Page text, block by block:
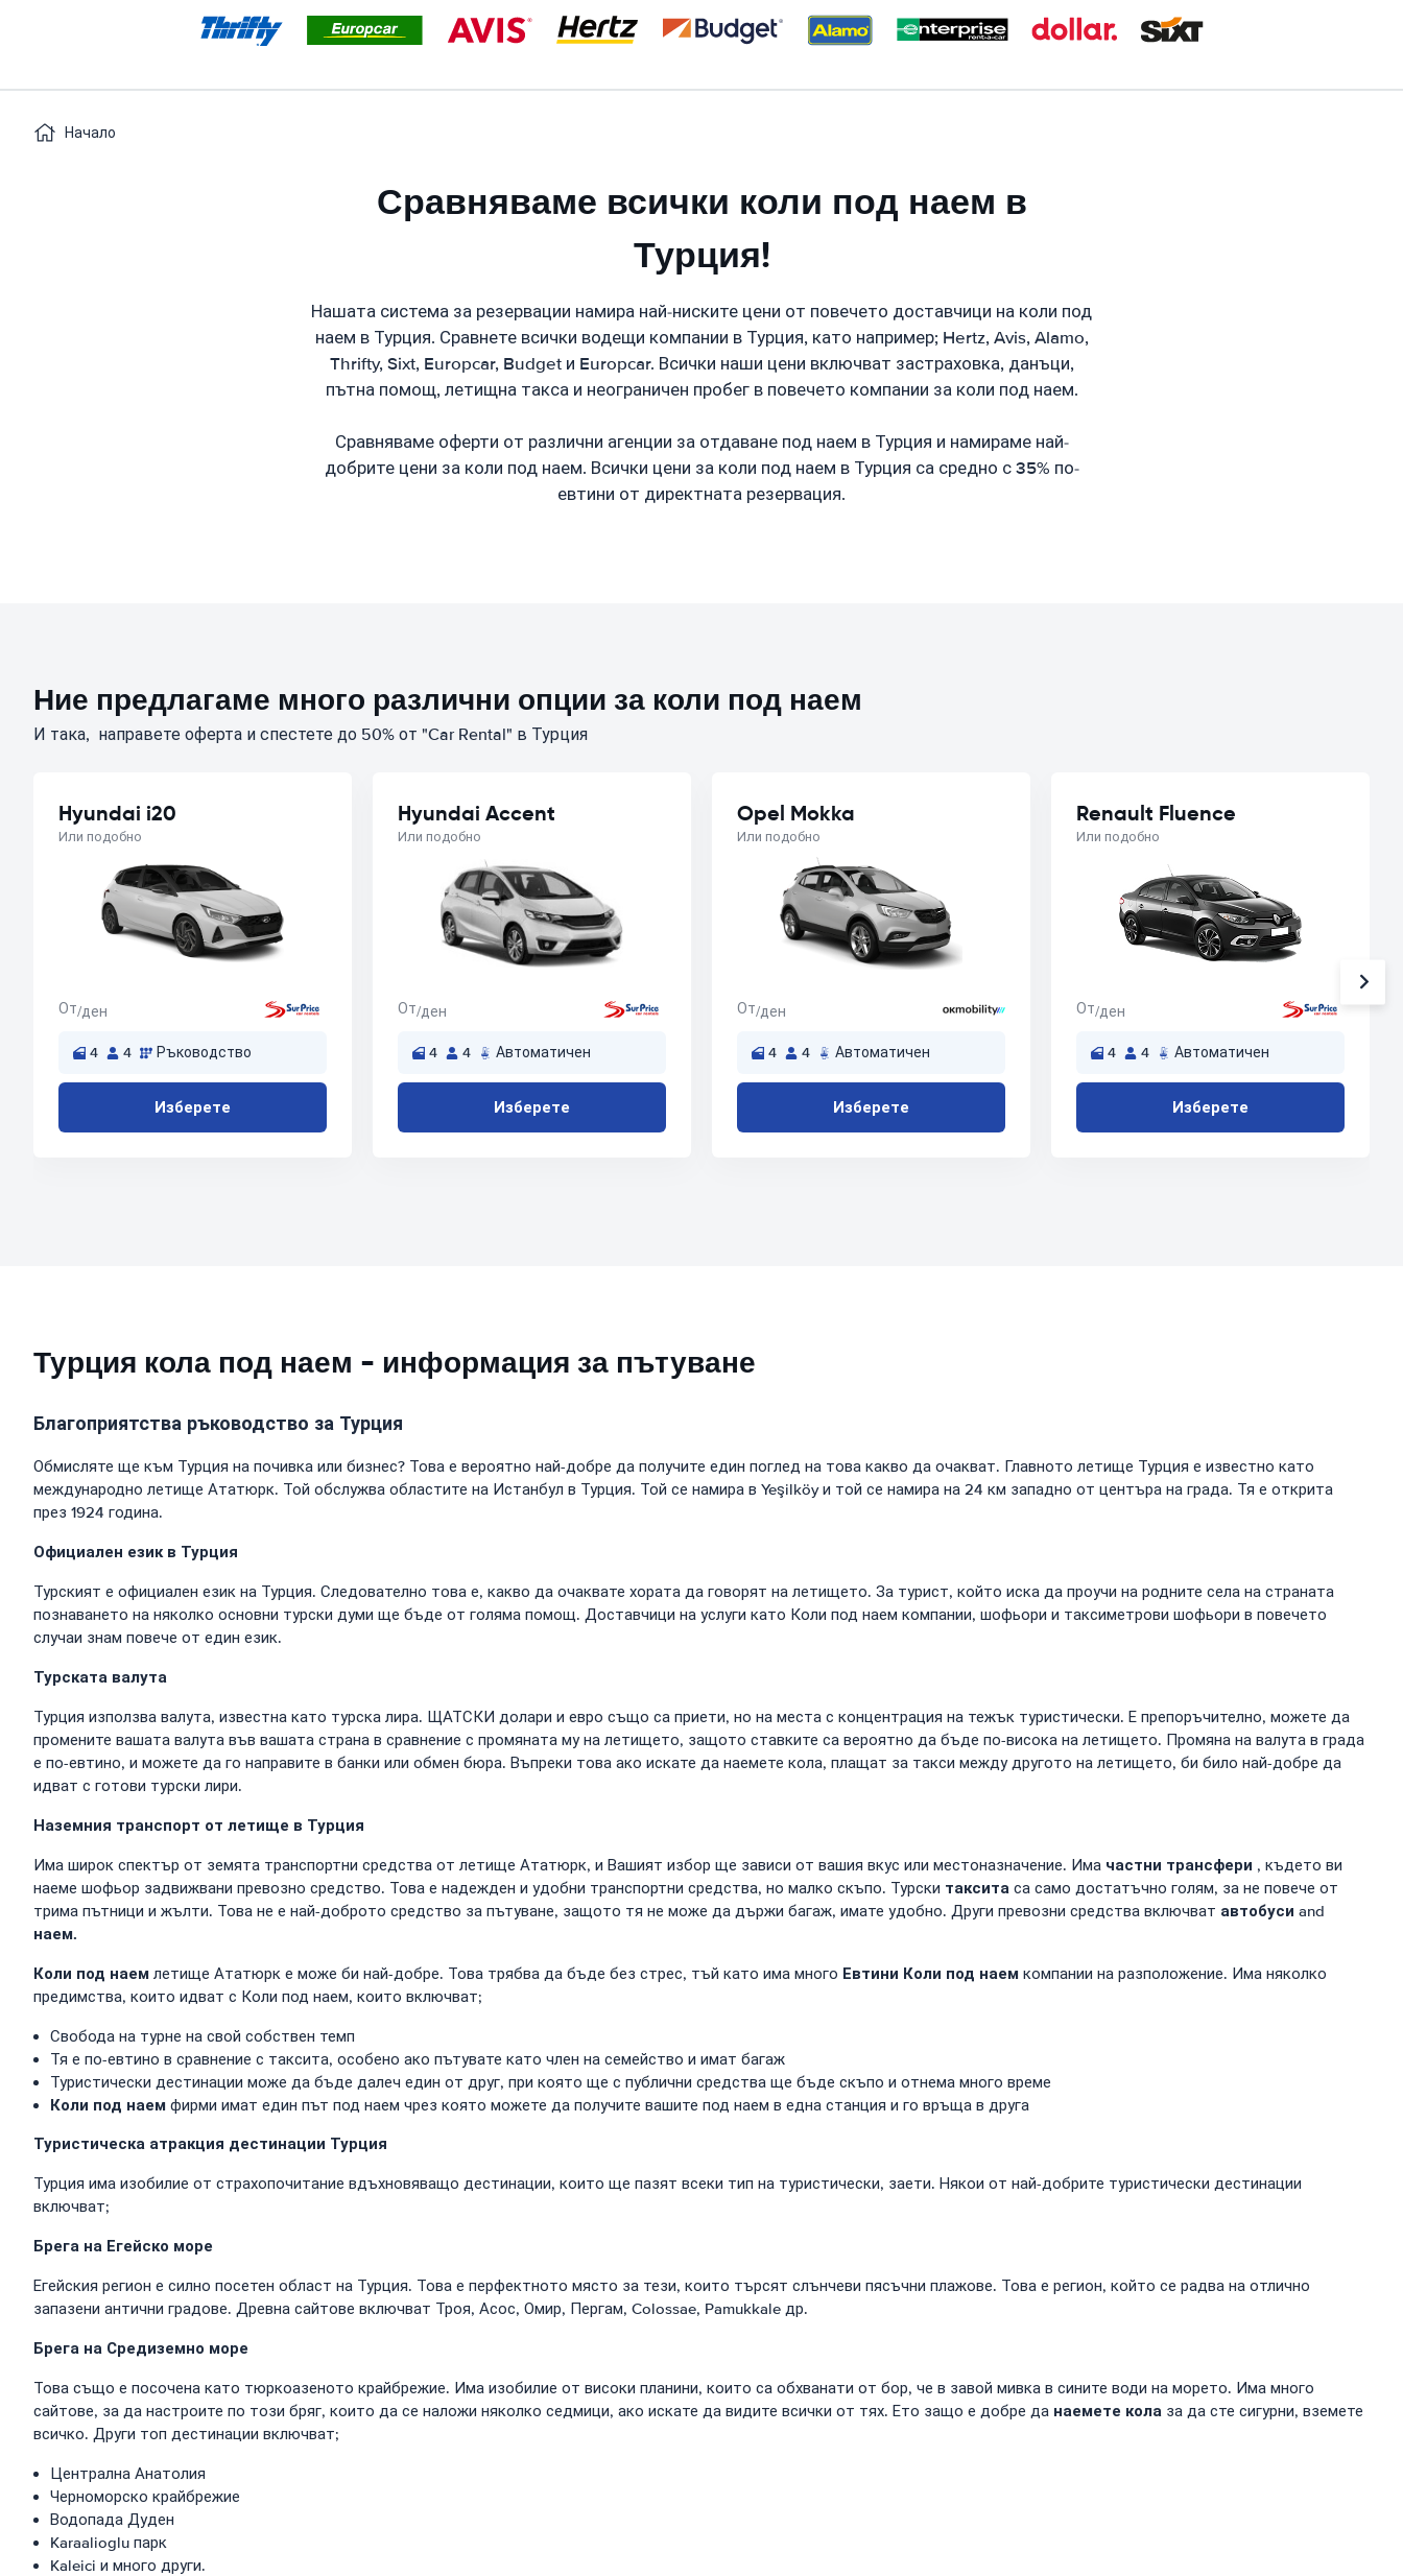
Начало
Сравняваме всички коли под наем в
Турция!
Нашата система за резервации намира най-ниските цени от повечето доставчици на коли под
наем в Турция. Сравнете всички водещи компании в Турция, като например; Hertz, Avis, Alamo,
Thrifty, Sixt, Europcar, Budget и Europcar. Всички наши цени включват застраховка, данъци,
пътна помощ, летищна такса и неограничен пробег в повечето компании за коли под наем.
Сравняваме оферти от различни агенции за отдаване под наем в Турция и намираме най-
добрите цени за коли под наем. Всички цени за коли под наем в Турция са средно с 35% по-
евтини от директната резервация.
Ние предлагаме много различни опции за коли под наем
И така, направете оферта и спестете до 50% от "Car Rental" в Турция
Hyundai i20
Или подобно
От/ден
4 4 Ръководство
Изберете
Hyundai Accent
Или подобно
От/ден
4 4 Автоматичен
Изберете
Opel Mokka
Или подобно
От/ден
4 4 Автоматичен
Изберете
Renault Fluence
Или подобно
От/ден
4 4 Автоматичен
Изберете
Турция кола под наем - информация за пътуване
Благоприятства ръководство за Турция
Обмисляте ще към Турция на почивка или бизнес? Това е вероятно най-добре да получите един поглед на това какво да очакват. Главното летище Турция е известно като
международно летище Ататюрк. Той обслужва областите на Истанбул в Турция. Той се намира в Yeşilköy и той се намира на 24 км западно от центъра на града. Тя е открита
през 1924 година.
Официален език в Турция
Турският е официален език на Турция. Следователно това е, какво да очаквате хората да говорят на летището. За турист, който иска да проучи на родните села на страната
познаването на няколко основни турски думи ще бъде от голяма помощ. Доставчици на услуги като Коли под наем компании, шофьори и таксиметрови шофьори в повечето
случаи знам повече от един език.
Турската валута
Турция използва валута, известна като турска лира. ЩАТСКИ долари и евро също са приети, но на места с концентрация на тежък туристически. Е препоръчително, можете да
промените вашата валута във вашата страна в сравнение с промяната му на летището, защото ставките са вероятно да бъде по-висока на летището. Промяна на валута в града
е по-евтино, и можете да го направите в банки или обмен бюра. Въпреки това ако искате да наемете кола, плащат за такси между другото на летището, би било най-добре да
идват с готови турски лири.
Наземния транспорт от летище в Турция
Има широк спектър от земята транспортни средства от летище Ататюрк, и Вашият избор ще зависи от вашия вкус или местоназначение. Има частни трансфери , където ви
наеме шофьор задвижвани превозно средство. Това е надежден и удобни транспортни средства, но малко скъпо. Турски таксита са само достатъчно голям, за не повече от
трима пътници и жълти. Това не е най-доброто средство за пътуване, защото тя не може да държи багаж, имате удобно. Други превозни средства включват автобуси and
наем.
Коли под наем летище Ататюрк е може би най-добре. Това трябва да бъде без стрес, тъй като има много Евтини Коли под наем компании на разположение. Има няколко
предимства, които идват с Коли под наем, които включват;
Свобода на турне на свой собствен темп
Тя е по-евтино в сравнение с таксита, особено ако пътувате като член на семейство и имат багаж
Туристически дестинации може да бъде далеч един от друг, при която ще с публични средства ще бъде скъпо и отнема много време
Коли под наем фирми имат един път под наем чрез която можете да получите вашите под наем в една станция и го връща в друга
Туристическа атракция дестинации Турция
Турция има изобилие от страхопочитание вдъхновяващо дестинации, които ще пазят всеки тип на туристически, заети. Някои от най-добрите туристически дестинации
включват;
Брега на Егейско море
Егейския регион е силно посетен област на Турция. Това е перфектното място за тези, които търсят слънчеви пясъчни плажове. Това е регион, който се радва на отлично
запазени антични градове. Древна сайтове включват Троя, Асос, Омир, Пергам, Colossae, Pamukkale др.
Брега на Средиземно море
Това също е посочена като тюркоазеното крайбрежие. Има изобилие от високи планини, които са обхванати от бор, че в завой мивка в сините води на морето. Има много
сайтове, за да настроите по този бряг, които да се наложи няколко седмици, ако искате да видите всички от тях. Ето защо е добре да наемете кола за да сте сигурни, вземете
всичко. Други топ дестинации включват;
Централна Анатолия
Черноморско крайбрежие
Водопада Дуден
Karaalioglu парк
Kaleici и много други.